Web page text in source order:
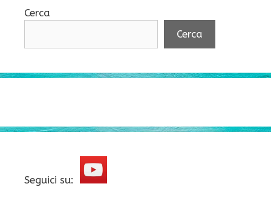
Cerca
Cerca
Seguici su: